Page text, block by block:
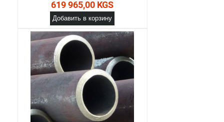
619 965,00 KGS
Добавить в корзину